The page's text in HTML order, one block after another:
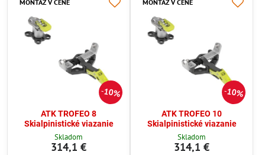
10%
MONTÁŽ V CENE
ATK TROFEO 8
Skialpinistické viazanie
Skladom
314,1 €
10%
MONTÁŽ V CENE
ATK TROFEO 10
Skialpinistické viazanie
Skladom
314,1 €